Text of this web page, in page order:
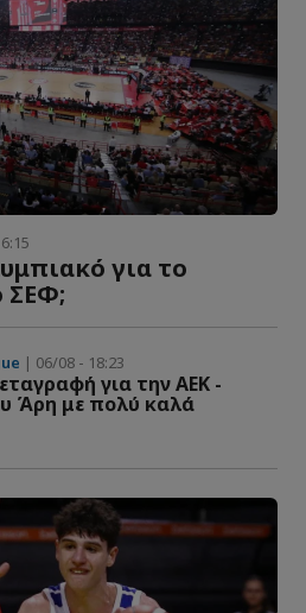
για το
ΣΕΦ;
| 06/08 - 18:23
για την ΑΕΚ -
Άρη με πολύ καλά